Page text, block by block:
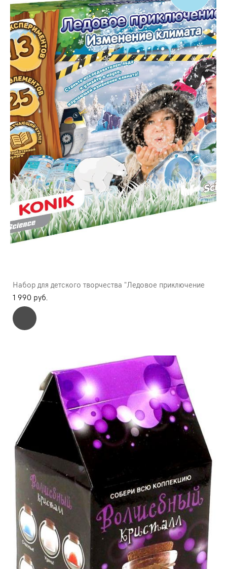
Набор для детского творчества "Ледовое приключение
1 990 pуб.